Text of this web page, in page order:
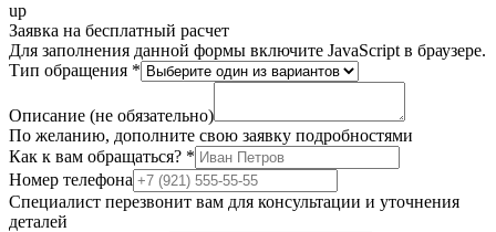
up
Заявка на бесплатный расчет
Для заполнения данной формы включите JavaScript в браузере.
Тип обращения *
Описание (не обязательно)
По желанию, дополните свою заявку подробностями
Как к вам обращаться? *
Номер телефона
Специалист перезвонит вам для консультации и уточнения
деталей